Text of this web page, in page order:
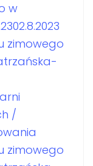
w
zimowego
/
zimowego